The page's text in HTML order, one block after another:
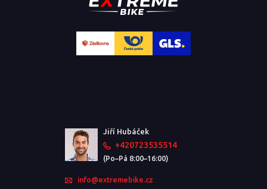
Jiří Hubáček
+420723535514
(Po–Pá 8:00–16:00)
info@extremebike.cz